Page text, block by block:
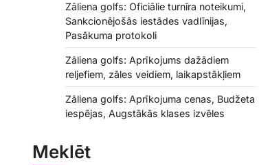
Zāliena golfs: Oficiālie turnīra noteikumi,
Sankcionējošās iestādes vadlīnijas,
Pasākuma protokoli
Zāliena golfs: Aprīkojums dažādiem
reljefiem, zāles veidiem, laikapstākļiem
Zāliena golfs: Aprīkojuma cenas, Budžeta
iespējas, Augstākās klases izvēles
Meklēt